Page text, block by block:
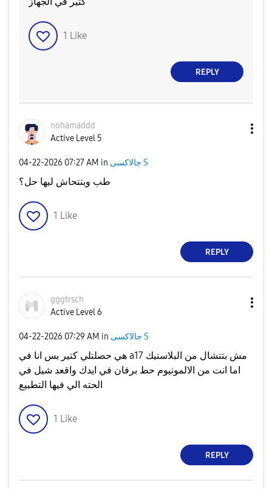
1 Like
REPLY
nohamaddd
Active Level 5
‎04-22-2026 07:27 AM in جالاكسى S
طب وبتتحاش ليها حل؟
1 Like
REPLY
gggtrsch
Active Level 6
‎04-22-2026 07:29 AM in جالاكسى S
هي حصلتلي كتير بس انا في a17 مش بتتشال من البلاستيك
اما انت من الالمونيوم حط برفان في ايدك واقعد شيل في
الحته الي فيها التطبيع
1 Like
REPLY